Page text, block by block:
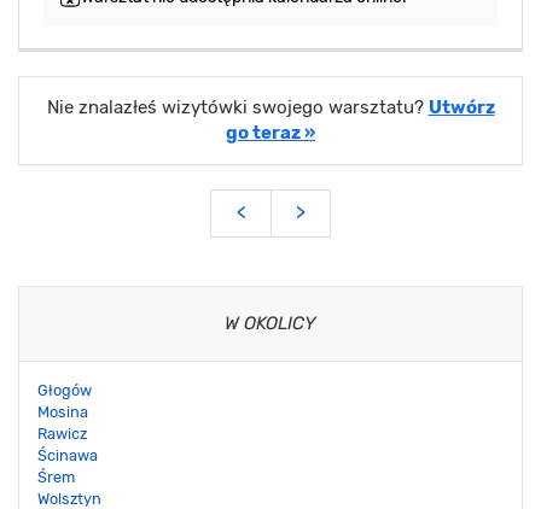
Nie znalazłeś wizytówki swojego warsztatu? Utwórz
go teraz »
< >
W OKOLICY
Głogów
Mosina
Rawicz
Ścinawa
Śrem
Wolsztyn